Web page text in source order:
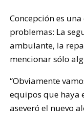
Concepción es
problemas: La
ambulante, la
mencionar sólo
“Obviamente
equipos que haya
aseveró el nuevo